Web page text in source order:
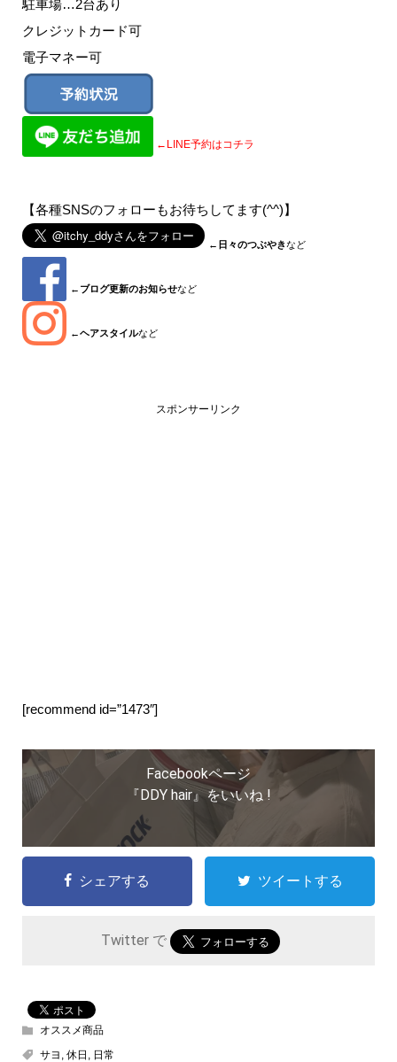
駐車場…2台あり
クレジットカード可
電子マネー可
←LINE予約はコチラ
【各種SNSのフォローもお待ちしてます(^^)】
← 日々のつぶやきなど
← ブログ更新のお知らせなど
←ヘアスタイルなど
スポンサーリンク
[recommend id=”1473″]
Facebookページ
『DDY hair』をいいね !
シェアする ツイートする
Twitter で
オススメ商品
サヨ , 休日 , 日常